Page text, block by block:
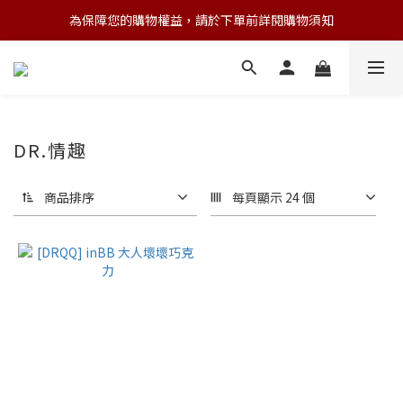
💌 Nearby收藏家｜任選三件 9折 五件 88折
為保障您的購物權益，請於下單前詳閱購物須知
💌 Nearby收藏家｜任選三件 9折 五件 88折
DR.情趣
商品排序 每頁顯示 24 個